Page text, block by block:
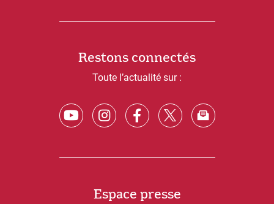
Restons connectés
Toute l’actualité sur :
Espace presse